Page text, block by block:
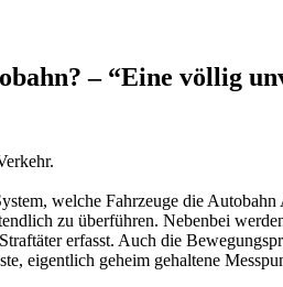
– “Eine völlig
welche Fahrzeuge die
zu überführen. Nebenbei
erfasst. Auch die
eigentlich geheim gehaltene